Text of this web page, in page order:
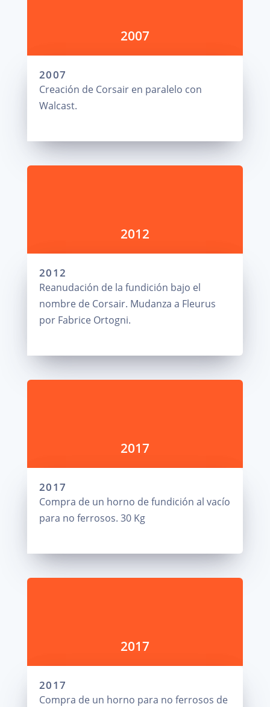
2007
2007
Creación de Corsair en paralelo con
Walcast.
2012
2012
Reanudación de la fundición bajo el
nombre de Corsair. Mudanza a Fleurus
por Fabrice Ortogni.
2017
2017
Compra de un horno de fundición al vacío
para no ferrosos. 30 Kg
2017
2017
Compra de un horno para no ferrosos de